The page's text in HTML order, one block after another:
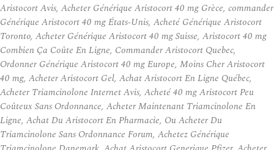
Aristocort Avis, Acheter Générique Aristocort 40 mg Grèce, commander
Générique Aristocort 40 mg États-Unis, Acheté Générique Aristocort
Toronto, Acheter Générique Aristocort 40 mg Suisse, Aristocort 40 mg
Combien Ça Coûte En Ligne, Commander Aristocort Quebec,
Ordonner Générique Aristocort 40 mg Europe, Moins Cher Aristocort
40 mg, Acheter Aristocort Gel, Achat Aristocort En Ligne Québec,
Acheter Triamcinolone Internet Avis, Acheté 40 mg Aristocort Peu
Coûteux Sans Ordonnance, Acheter Maintenant Triamcinolone En
Ligne, Achat Du Aristocort En Pharmacie, Ou Acheter Du
Triamcinolone Sans Ordonnance Forum, Achetez Générique